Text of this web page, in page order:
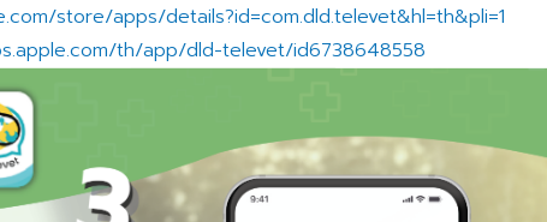
store/apps/details?id=com.dld.televet&hl=th&pli=1
th/app/dld-televet/id6738648558